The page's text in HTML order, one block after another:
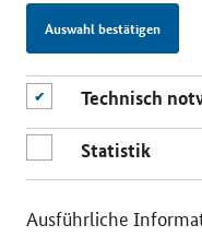
Auswahl bestätigen
Technisch
Statistik
Ausführliche